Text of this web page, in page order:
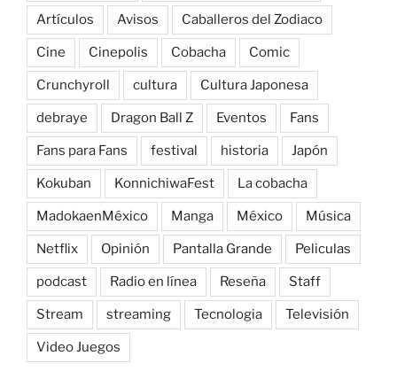
Artículos Avisos Caballeros del Zodiaco
Cine Cinepolis Cobacha Comic
Crunchyroll cultura Cultura Japonesa
debraye Dragon Ball Z Eventos Fans
Fans para Fans festival historia Japón
Kokuban KonnichiwaFest La cobacha
MadokaenMéxico Manga México Música
Netflix Opinión Pantalla Grande Peliculas
podcast Radio en línea Reseña Staff
Stream streaming Tecnologia Televisión
Video Juegos